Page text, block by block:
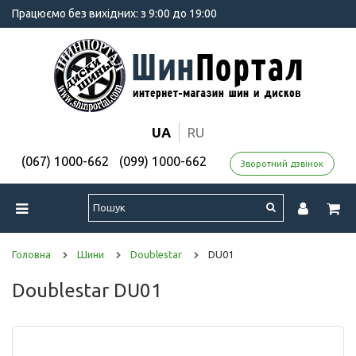
Працюємо без вихідних: з 9:00 до 19:00
UA RU
(067) 1000-662 (099) 1000-662 Зворотний дзвінок
Головна Шини Doublestar DU01
Doublestar DU01